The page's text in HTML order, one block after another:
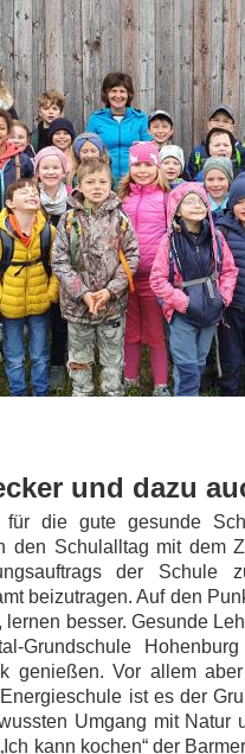
und dazu
für die gute gesunde
den Schulalltag mit dem
der
beizutragen. Auf den
besser. Gesunde
Grundschule
genießen. Vor allem
ist es der
Umgang mit Natur
kann kochen“ der